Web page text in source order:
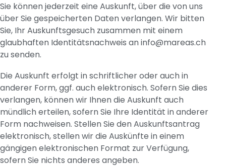
Sie können jederzeit eine Auskunft, über die von uns
über Sie gespeicherten Daten verlangen. Wir bitten
Sie, Ihr Auskunftsgesuch zusammen mit einem
glaubhaften Identitätsnachweis aninfo@mareas.ch
zu senden.
Die Auskunft erfolgt in schriftlicher oder auch in
anderer Form, ggf. auch elektronisch. Sofern Sie dies
verlangen, können wir Ihnen die Auskunft auch
mündlich erteilen, sofern Sie Ihre Identität in anderer
Form nachweisen. Stellen Sie den Auskunftsantrag
elektronisch, stellen wir die Auskünfte in einem
gängigen elektronischen Format zur Verfügung,
sofern Sie nichts anderes angeben.